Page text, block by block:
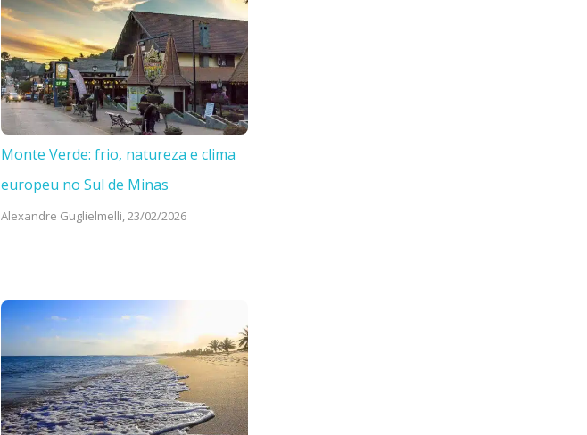
Monte Verde: frio, natureza e clima
europeu no Sul de Minas
Alexandre Guglielmelli,23/02/2026